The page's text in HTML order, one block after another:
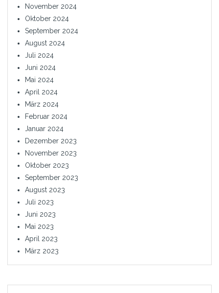
November 2024
Oktober 2024
September 2024
August 2024
Juli 2024
Juni 2024
Mai 2024
April 2024
März 2024
Februar 2024
Januar 2024
Dezember 2023
November 2023
Oktober 2023
September 2023
August 2023
Juli 2023
Juni 2023
Mai 2023
April 2023
März 2023